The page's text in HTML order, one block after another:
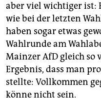
aber viel wichtiger ist:
wie bei der letzten
haben sogar etwas
Wahlrunde am
Mainzer AfD gleich so
Ergebnis, dass man
stellte: Vollkommen
könne nicht sein.